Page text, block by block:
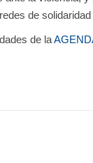
de solidaridad
de la